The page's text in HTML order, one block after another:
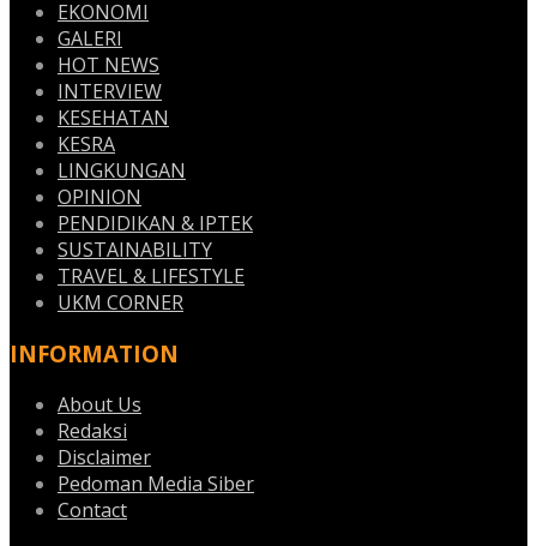
EKONOMI
GALERI
HOT NEWS
INTERVIEW
KESEHATAN
KESRA
LINGKUNGAN
OPINION
PENDIDIKAN & IPTEK
SUSTAINABILITY
TRAVEL & LIFESTYLE
UKM CORNER
INFORMATION
About Us
Redaksi
Disclaimer
Pedoman Media Siber
Contact